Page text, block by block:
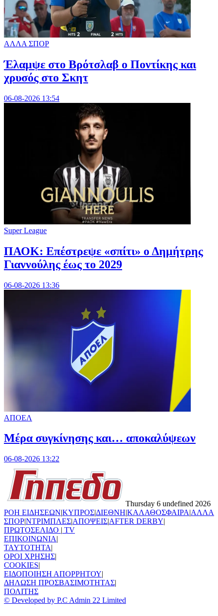
ΑΛΛΑ ΣΠΟΡ
Έλαμψε στο Βρότσλαβ ο Ποντίκης και
χρυσός στο Σκητ
06-08-2026 13:54
Super League
ΠΑΟΚ: Επέστρεψε «σπίτι» ο Δημήτρης
Γιαννούλης έως το 2029
06-08-2026 13:36
ΑΠΟΕΛ
Mέρα συγκίνησης και… αποκαλύψεων
06-08-2026 13:22
Thursday 6 undefined 2026
ΡΟΗ ΕΙΔΗΣΕΩΝ|ΚΥΠΡΟΣ|ΔΙΕΘΝΗ|ΚΑΛΑΘΟΣΦΑΙΡΑ|ΑΛΛΑ
ΣΠΟΡ|ΝΤΡΙΜΠΛΕΣ|ΑΠΟΨΕΙΣ|AFTER DERBY|
ΠΡΩΤΟΣΕΛΙΔΟ | TV
ΕΠΙΚΟΙΝΩΝΙΑ|
TAYTOTHTA|
ΟΡΟΙ ΧΡΗΣΗΣ|
COOKIES|
ΕΙΔΟΠΟΙΗΣΗ ΑΠΟΡΡΗΤΟΥ|
ΔΗΛΩΣΗ ΠΡΟΣΒΑΣΙΜΟΤΗΤΑΣ|
ΠΟΛΙΤΗΣ
© Developed by P.C Admin 22 Limited